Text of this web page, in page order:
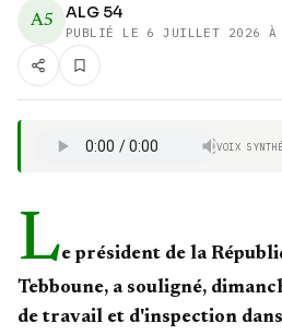
A5 ALG 54
PUBLIÉ LE 6 JUILLET 2026
VOIX
Le président de la
Tebboune, a souligné,
de travail et d'inspection